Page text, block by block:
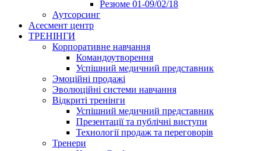
Резюме 01-09/02/18
Аутсорсинг
Асесмент центр
ТРЕНІНГИ
Корпоративне навчання
Командоутворення
Успішний медичний представник
Эмоційні продажі
Эволюційні системи навчання
Відкриті тренінги
Успішний медичний представник
Презентації та публічні виступи
Технології продаж та переговорів
Тренери